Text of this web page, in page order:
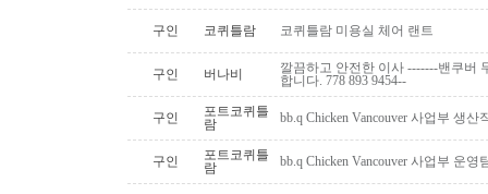
구인 코퀴틀람 코퀴틀람 미용실 체어 랜트
구인 버나비
깔끔하고 안전한 이사 -------밴쿠버
합니다. 778 893 9454--
구인
포트코퀴틀
람
bb.q Chicken Vancouver 사업부 생
구인
포트코퀴틀
람
bb.q Chicken Vancouver 사업부 운